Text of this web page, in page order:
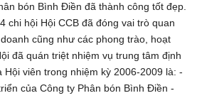
bón Bình Điền đã thành công tốt đẹp.
chi hội Hội CCB đã đóng vai trò quan
cũng như các phong trào, hoạt
đã quán triệt nhiệm vụ trung tâm định
viên trong nhiệm kỳ 2006-2009 là: -
của Công ty Phân bón Bình Điền -